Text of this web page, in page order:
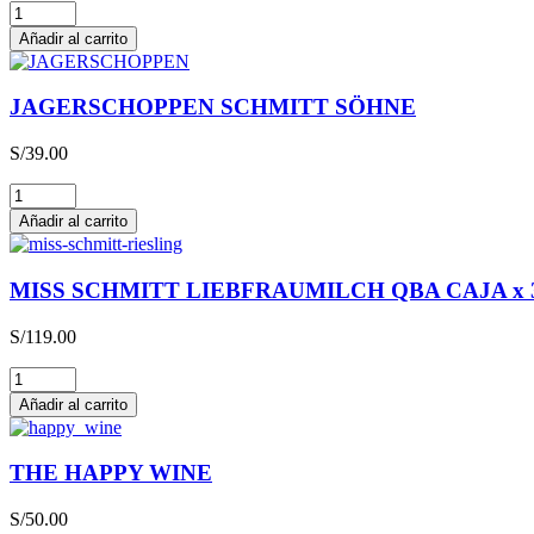
Glühwein
cantidad
Añadir al carrito
JAGERSCHOPPEN SCHMITT SÖHNE
S/39.00
JAGERSCHOPPEN
SCHMITT
SÖHNE
cantidad
Añadir al carrito
MISS SCHMITT LIEBFRAUMILCH QBA CAJA x
S/119.00
MISS
SCHMITT
LIEBFRAUMILCH
QBA
CAJA
x
cantidad
Añadir al carrito
THE HAPPY WINE
S/50.00